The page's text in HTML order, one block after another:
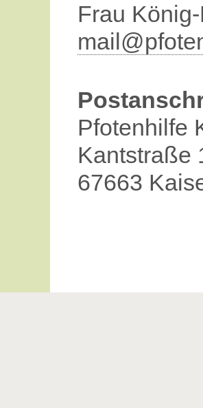
Frau
Pfotenhilfe
Kantstraße
67663